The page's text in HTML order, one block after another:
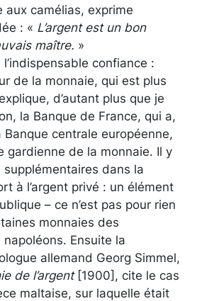
aux camélias, exprime
: « L’argent est un bon
maître. »
confiance :
de la monnaie, qui est plus
d’autant plus que je
la Banque de France, qui a,
centrale européenne,
gardienne de la monnaie. Il y
dans la
à l’argent privé : un élément
– ce n’est pas pour rien
monnaies des
Ensuite la
allemand Georg Simmel,
de l’argent[1900], cite le cas
maltaise, sur laquelle était